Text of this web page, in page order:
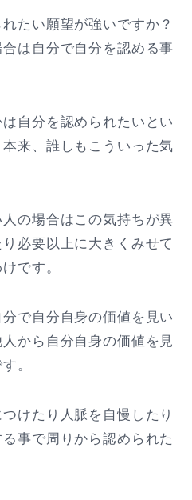
たい願望が強いですか？
は自分で自分を認める事
自分を認められたいとい
来、誰しもこういった気
の場合はこの気持ちが異
必要以上に大きくみせて
です。
で自分自身の価値を見い
から自分自身の価値を見
。
けたり人脈を自慢したり
事で周りから認められた